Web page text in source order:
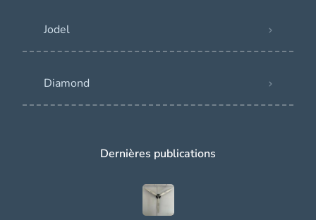
Jodel
Diamond
Dernières publications